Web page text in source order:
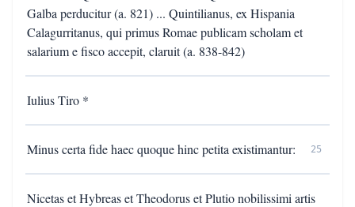
Galba perducitur (a. 821) ... Quintilianus, ex Hispania
Calagurritanus, qui primus Romae publicam scholam et
salarium e fisco accepit, claruit (a. 838-842)
Iulius Tiro *
Minus certa fide haec quoque hinc petita existimantur: 25
Nicetas et Hybreas et Theodorus et Plutio nobilissimi artis